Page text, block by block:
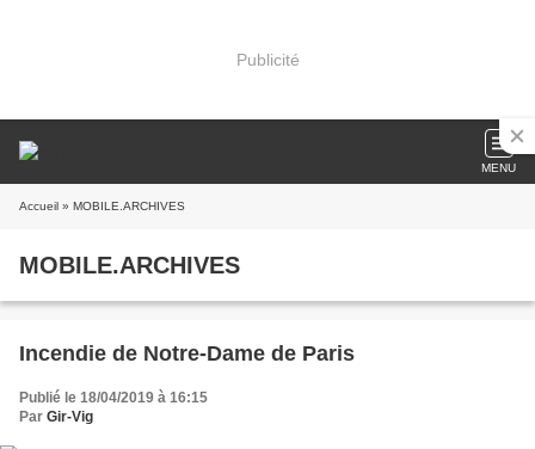
Publicité
MENU
Accueil » MOBILE.ARCHIVES
MOBILE.ARCHIVES
Incendie de Notre-Dame de Paris
Publié le 18/04/2019 à 16:15
Par Gir-Vig